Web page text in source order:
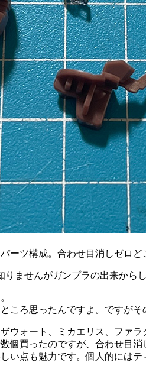
ーツ構成。合わせ目消しゼロど
ませんがガンプラの出来か
ころ思ったんですよ。ですがそ
ウォート、ミカエリス、ファ
個買ったのですが、合わせ目
い点も魅力です。個人的には